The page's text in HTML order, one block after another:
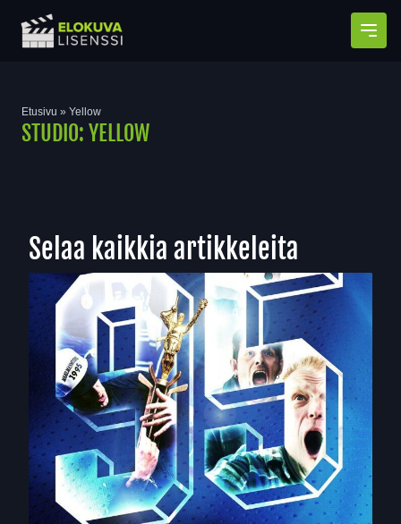
Etusivu » Yellow
STUDIO: YELLOW
Selaa kaikkia artikkeleita